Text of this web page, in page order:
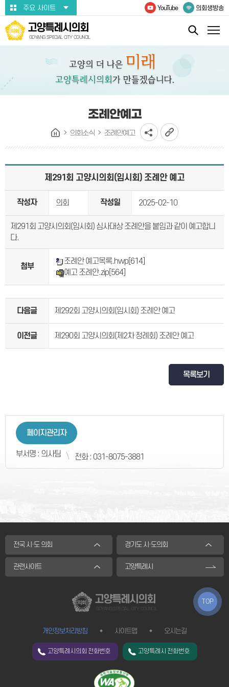
본문바로가기주요 사이트 YouTube 의회생방송
고양특례시의회
GOYANG SPECIAL CITY COUNCIL
조례안예고
의회소식 조례안예고
제291회 고양시의회(임시회) 조례안 예고
작성자 의회 작성일 2025-02-10
제291회 고양시의회(임시회) 심사대상 조례안을 붙임과 같이 예고합니
다.
첨부
조례안 예고목록.hwp [614]
예고 조례안.zip [564]
다음글 제292회 고양시의회(임시회) 조례안 예고
이전글 제290회 고양시의회(제2차 정례회) 조례안 예고
목록보기
페이지관리자
부서명 : 의사팀 전화 : 031-8075-3881
TOP
전국 시·도 의회 경기도 시·도의회
관련사이트 고양특례시
고양특례시의회
GOYANG SPECIAL CITY COUNCIL
개인정보처리방침 사이트맵 오시는길
고양특례시의회 전화번호 고양특례시 전화번호